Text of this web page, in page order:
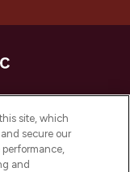
ultimativer
besten
200
online
site, which
secure our
performance,
and